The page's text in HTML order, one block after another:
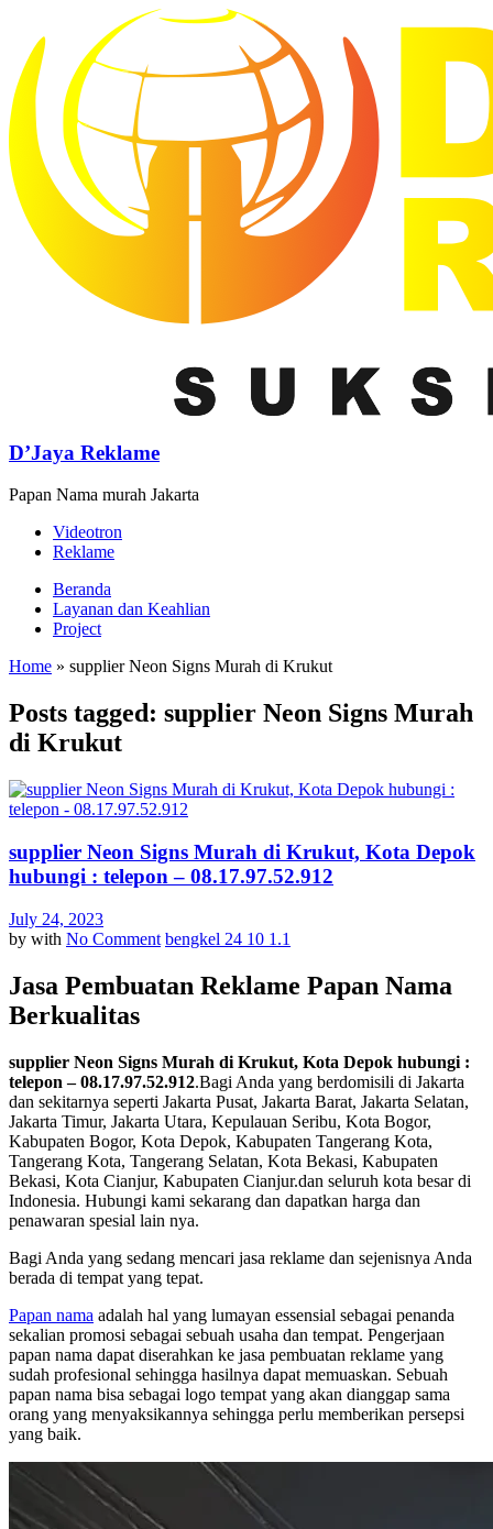
D’Jaya Reklame
Papan Nama murah Jakarta
Videotron
Reklame
Beranda
Layanan dan Keahlian
Project
Home » supplier Neon Signs Murah di Krukut
Posts tagged: supplier Neon Signs Murah
di Krukut
supplier Neon Signs Murah di Krukut, Kota Depok
hubungi : telepon – 08.17.97.52.912
July 24, 2023
by with No Comment bengkel 24 10 1.1
Jasa Pembuatan Reklame Papan Nama
Berkualitas
supplier Neon Signs Murah di Krukut, Kota Depok hubungi :
telepon – 08.17.97.52.912.Bagi Anda yang berdomisili di Jakarta
dan sekitarnya seperti Jakarta Pusat, Jakarta Barat, Jakarta Selatan,
Jakarta Timur, Jakarta Utara, Kepulauan Seribu, Kota Bogor,
Kabupaten Bogor, Kota Depok, Kabupaten Tangerang Kota,
Tangerang Kota, Tangerang Selatan, Kota Bekasi, Kabupaten
Bekasi, Kota Cianjur, Kabupaten Cianjur.dan seluruh kota besar di
Indonesia. Hubungi kami sekarang dan dapatkan harga dan
penawaran spesial lain nya.
Bagi Anda yang sedang mencari jasa reklame dan sejenisnya Anda
berada di tempat yang tepat.
Papan nama adalah hal yang lumayan essensial sebagai penanda
sekalian promosi sebagai sebuah usaha dan tempat. Pengerjaan
papan nama dapat diserahkan ke jasa pembuatan reklame yang
sudah profesional sehingga hasilnya dapat memuaskan. Sebuah
papan nama bisa sebagai logo tempat yang akan dianggap sama
orang yang menyaksikannya sehingga perlu memberikan persepsi
yang baik.